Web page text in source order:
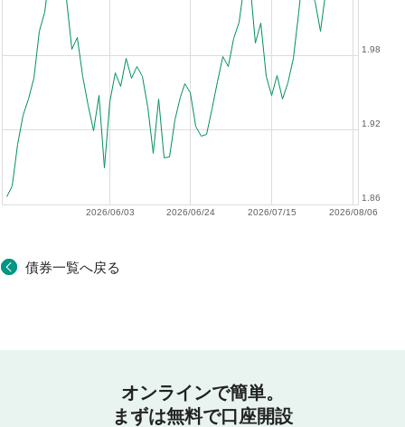
2026/08/06
2026/07/15
2026/06/24
2026/06/03
1.86
1.92
1.98
債券一覧へ戻る
オンラインで簡単。
まずは無料で口座開設